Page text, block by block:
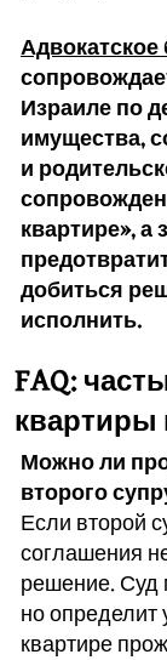
Израиле по
имущества,
и
квартире»,
добиться
исполнить.
FAQ:
квартиры
Можно ли
второго
Если второй
соглашения
решение. Суд
но определит
квартире